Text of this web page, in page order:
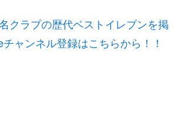
クラブの歴代ベストイレブンを掲
ャンネル登録はこちらから！！